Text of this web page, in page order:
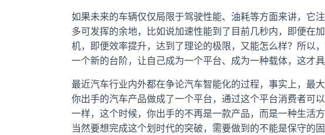
如果未来的车辆仅仅局限于驾驶性能、油耗等方面来讲，它
多可发挥的余地，比如说加速性能到了目前几秒内，即便在
机，即便效率提升，达到了理论的极限，又能怎么样？所以
一个新的台阶，让自己成为一个平台、成为一种载体，这才具
最近汽车行业内外都在争论汽车智能化的过程，事实上，最
你出手的汽车产品做成了一个平台，通过这个平台消费者可
一样，这个时候，你出手的不再是一款产品，而是一种生活
当然要想完成这个划时代的突破，需要做到的不能是保守的